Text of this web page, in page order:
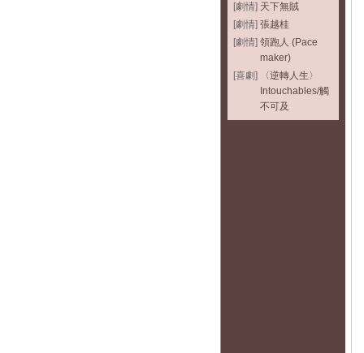
[劇情] 天下無賊
[劇情] 張越桂
[劇情] 領跑人 (Pace
maker)
[喜劇]
〈逆轉人生〉
Intouchables/觸
不可及